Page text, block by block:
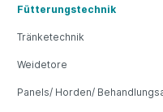
Fütterungstechnik
Tränketechnik
Weidetore
Panels/ Horden/